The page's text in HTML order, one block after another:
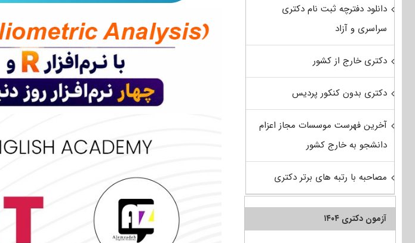
دانلود دفترچه ثبت نام دکتری
سراسری و آزاد
دکتری خارج از کشور
دکتری بدون کنکور پردیس
آخرین فهرست موسسات مجاز اعزام
دانشجو به خارج کشور
مصاحبه با رتبه های برتر دکتری
آزمون دکتری ۱۴۰۴